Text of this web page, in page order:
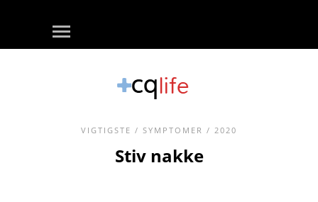
VIGTIGSTE / SYMPTOMER / 2020
Stiv nakke